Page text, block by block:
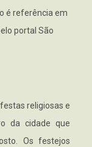
é referência em
portal São
religiosas e
da cidade que
Os festejos